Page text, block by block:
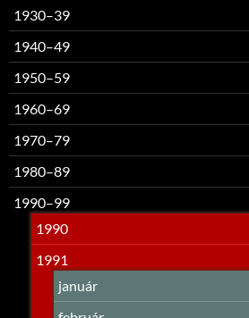
1930–39
1940–49
1950–59
1960–69
1970–79
1980–89
1990–99
1990
1991
január